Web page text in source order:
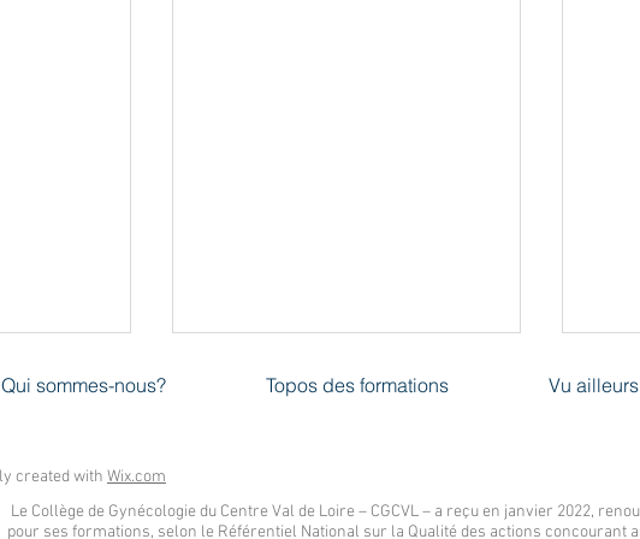
la
de 20h à
organise
Le Collège peut financer sous
conditions l'inscription des
décidé de s'investir encore plus
dans la formation des internes en
Le
Qui sommes-nous? Topos des formations Vu ailleurs
created with Wix.com
Le Collège de Gynécologie du Centre Val de Loire – CGCVL – a reçu en janvier 2022,
pour ses formations, selon le Référentiel National sur la Qualité des actions concourant